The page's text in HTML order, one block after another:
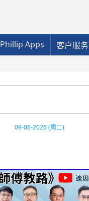
Phillip Apps 客户服务
09-06-2026 (周二)